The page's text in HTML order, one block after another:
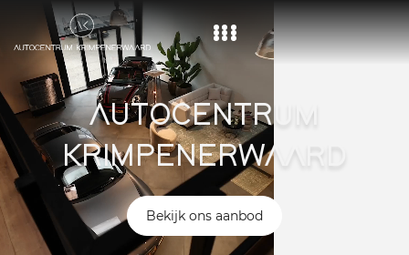
Home
Aanbod
Diensten
Over ons
Vacature
AUTOCENTRUM
KRIMPENERWAARD
Bekijk ons aanbod